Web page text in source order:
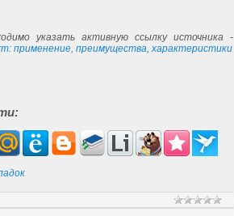
указать активную ссылку источника -
применение, преимущества, характеристики